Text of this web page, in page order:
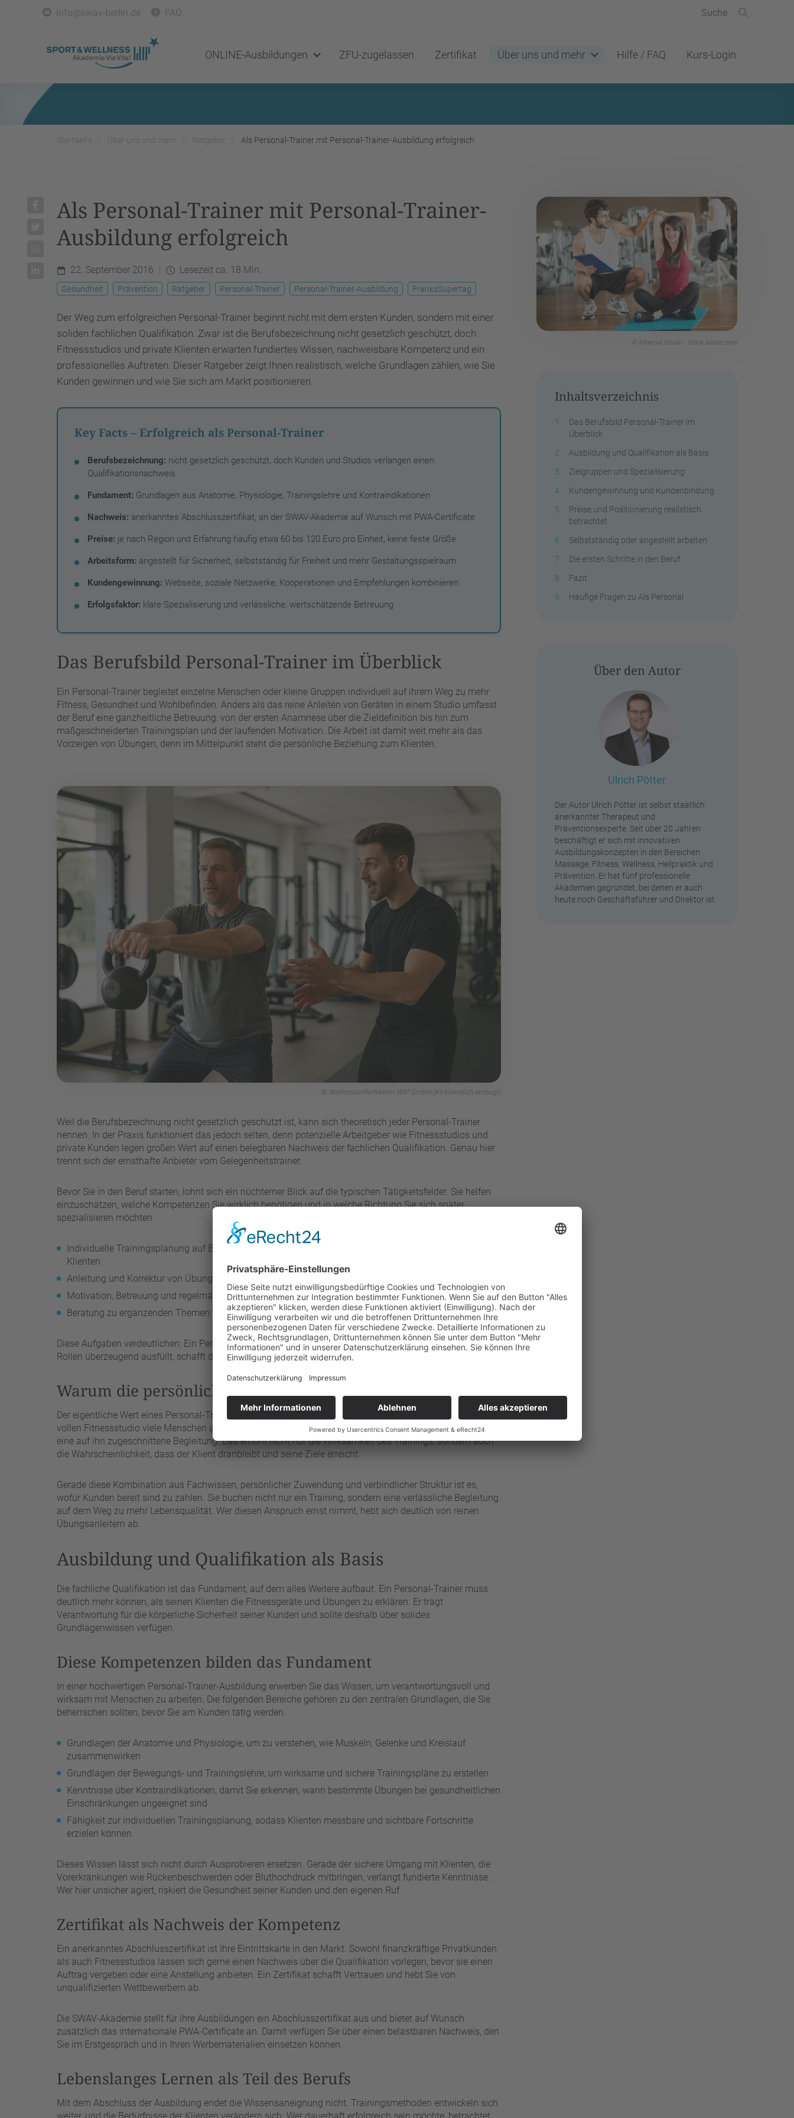
info@swav-berlin.de FAQ
ONLINE-Ausbildungen ZFU-zugelassen Zertifikat Über uns und mehr Hilfe / FAQ Kurs-Login
Startseite Über uns und mehr Ratgeber Als Personal-Trainer mit Personal-Trainer-Ausbildung erfolgreich
© Minerva Studio - stock.adobe.com
Inhaltsverzeichnis
Das Berufsbild Personal-Trainer im
Überblick
Ausbildung und Qualifikation als Basis
Zielgruppen und Spezialisierung
Kundengewinnung und Kundenbindung
Preise und Positionierung realistisch
betrachtet
Selbstständig oder angestellt arbeiten
Die ersten Schritte in den Beruf
Fazit
Häufige Fragen zu Als Personal
Über den Autor
Ulrich Pötter
Der Autor Ulrich Pötter ist selbst staatlich
anerkannter Therapeut und
Präventionsexperte. Seit über 20 Jahren
beschäftigt er sich mit innovativen
Ausbildungskonzepten in den Bereichen
Massage, Fitness, Wellness, Heilpraktik und
Prävention. Er hat fünf professionelle
Akademien gegründet, bei denen er auch
heute noch Geschäftsführer und Direktor ist.
Als Personal-Trainer mit Personal-Trainer-
Ausbildung erfolgreich
22. September 2016 Lesezeit ca. 18 Min.
Gesundheit Prävention Ratgeber Personal-Trainer Personal-Trainer-Ausbildung FranksSupertag
Der Weg zum erfolgreichen Personal-Trainer beginnt nicht mit dem ersten Kunden, sondern mit einer
soliden fachlichen Qualifikation. Zwar ist die Berufsbezeichnung nicht gesetzlich geschützt, doch
Fitnessstudios und private Klienten erwarten fundiertes Wissen, nachweisbare Kompetenz und ein
professionelles Auftreten. Dieser Ratgeber zeigt Ihnen realistisch, welche Grundlagen zählen, wie Sie
Kunden gewinnen und wie Sie sich am Markt positionieren.
Key Facts – Erfolgreich als Personal-Trainer
Berufsbezeichnung: nicht gesetzlich geschützt, doch Kunden und Studios verlangen einen
Qualifikationsnachweis
Fundament: Grundlagen aus Anatomie, Physiologie, Trainingslehre und Kontraindikationen
Nachweis: anerkanntes Abschlusszertifikat, an der SWAV-Akademie auf Wunsch mit PWA-Certificate
Preise: je nach Region und Erfahrung häufig etwa 60 bis 120 Euro pro Einheit, keine feste Größe
Arbeitsform: angestellt für Sicherheit, selbstständig für Freiheit und mehr Gestaltungsspielraum
Kundengewinnung: Webseite, soziale Netzwerke, Kooperationen und Empfehlungen kombinieren
Erfolgsfaktor: klare Spezialisierung und verlässliche, wertschätzende Betreuung
Das Berufsbild Personal-Trainer im Überblick
Ein Personal-Trainer begleitet einzelne Menschen oder kleine Gruppen individuell auf ihrem Weg zu mehr
Fitness, Gesundheit und Wohlbefinden. Anders als das reine Anleiten von Geräten in einem Studio umfasst
der Beruf eine ganzheitliche Betreuung: von der ersten Anamnese über die Zieldefinition bis hin zum
maßgeschneiderten Trainingsplan und der laufenden Motivation. Die Arbeit ist damit weit mehr als das
Vorzeigen von Übungen, denn im Mittelpunkt steht die persönliche Beziehung zum Klienten.
© WellnessInPerfektion WIP GmbH (KI/künstlich erzeugt)
Weil die Berufsbezeichnung nicht gesetzlich geschützt ist, kann sich theoretisch jeder Personal-Trainer
nennen. In der Praxis funktioniert das jedoch selten, denn potenzielle Arbeitgeber wie Fitnessstudios und
private Kunden legen großen Wert auf einen belegbaren Nachweis der fachlichen Qualifikation. Genau hier
trennt sich der ernsthafte Anbieter vom Gelegenheitstrainer.
Bevor Sie in den Beruf starten, lohnt sich ein nüchterner Blick auf die typischen Tätigkeitsfelder. Sie helfen
einzuschätzen, welche Kompetenzen Sie wirklich benötigen und in welche Richtung Sie sich später
spezialisieren möchten.
Individuelle Trainingsplanung auf Basis von Zielen, Vorerfahrung und gesundheitlichem Zustand des
Klienten
Anleitung und Korrektur von Übungen mit Blick auf saubere Technik und Verletzungsprävention
Motivation, Betreuung und regelmäßige Fortschrittskontrolle über einen längeren Zeitraum
Beratung zu ergänzenden Themen wie Regeneration, Alltagsbewegung und gesunder Lebensweise
Diese Aufgaben verdeutlichen: Ein Personal-Trainer ist Fachkraft, Berater und Motivator zugleich. Wer diese
Rollen überzeugend ausfüllt, schafft die Grundlage für zufriedene Kunden und langfristige Empfehlungen.
Warum die persönliche Betreuung so gefragt ist
Der eigentliche Wert eines Personal-Trainers liegt in der individuellen Aufmerksamkeit. Während in einem
vollen Fitnessstudio viele Menschen auf sich allein gestellt trainieren, erhält der Klient im Einzeltraining
eine auf ihn zugeschnittene Begleitung. Das erhöht nicht nur die Wirksamkeit des Trainings, sondern auch
die Wahrscheinlichkeit, dass der Klient dranbleibt und seine Ziele erreicht.
Gerade diese Kombination aus Fachwissen, persönlicher Zuwendung und verbindlicher Struktur ist es,
wofür Kunden bereit sind zu zahlen. Sie buchen nicht nur ein Training, sondern eine verlässliche Begleitung
auf dem Weg zu mehr Lebensqualität. Wer diesen Anspruch ernst nimmt, hebt sich deutlich von reinen
Übungsanleitern ab.
Ausbildung und Qualifikation als Basis
Die fachliche Qualifikation ist das Fundament, auf dem alles Weitere aufbaut. Ein Personal-Trainer muss
deutlich mehr können, als seinen Klienten die Fitnessgeräte und Übungen zu erklären. Er trägt
Verantwortung für die körperliche Sicherheit seiner Kunden und sollte deshalb über solides
Grundlagenwissen verfügen.
Diese Kompetenzen bilden das Fundament
In einer hochwertigen Personal-Trainer-Ausbildung erwerben Sie das Wissen, um verantwortungsvoll und
wirksam mit Menschen zu arbeiten. Die folgenden Bereiche gehören zu den zentralen Grundlagen, die Sie
beherrschen sollten, bevor Sie am Kunden tätig werden.
Grundlagen der Anatomie und Physiologie, um zu verstehen, wie Muskeln, Gelenke und Kreislauf
zusammenwirken
Grundlagen der Bewegungs- und Trainingslehre, um wirksame und sichere Trainingspläne zu erstellen
Kenntnisse über Kontraindikationen, damit Sie erkennen, wann bestimmte Übungen bei gesundheitlichen
Einschränkungen ungeeignet sind
Fähigkeit zur individuellen Trainingsplanung, sodass Klienten messbare und sichtbare Fortschritte
erzielen können
Dieses Wissen lässt sich nicht durch Ausprobieren ersetzen. Gerade der sichere Umgang mit Klienten, die
Vorerkrankungen wie Rückenbeschwerden oder Bluthochdruck mitbringen, verlangt fundierte Kenntnisse.
Wer hier unsicher agiert, riskiert die Gesundheit seiner Kunden und den eigenen Ruf.
Zertifikat als Nachweis der Kompetenz
Ein anerkanntes Abschlusszertifikat ist Ihre Eintrittskarte in den Markt. Sowohl finanzkräftige Privatkunden
als auch Fitnessstudios lassen sich gerne einen Nachweis über die Qualifikation vorlegen, bevor sie einen
Auftrag vergeben oder eine Anstellung anbieten. Ein Zertifikat schafft Vertrauen und hebt Sie von
unqualifizierten Wettbewerbern ab.
Die SWAV-Akademie stellt für ihre Ausbildungen ein Abschlusszertifikat aus und bietet auf Wunsch
zusätzlich das internationale PWA-Certificate an. Damit verfügen Sie über einen belastbaren Nachweis, den
Sie im Erstgespräch und in Ihren Werbematerialien einsetzen können.
Lebenslanges Lernen als Teil des Berufs
Mit dem Abschluss der Ausbildung endet die Wissensaneignung nicht. Trainingsmethoden entwickeln sich